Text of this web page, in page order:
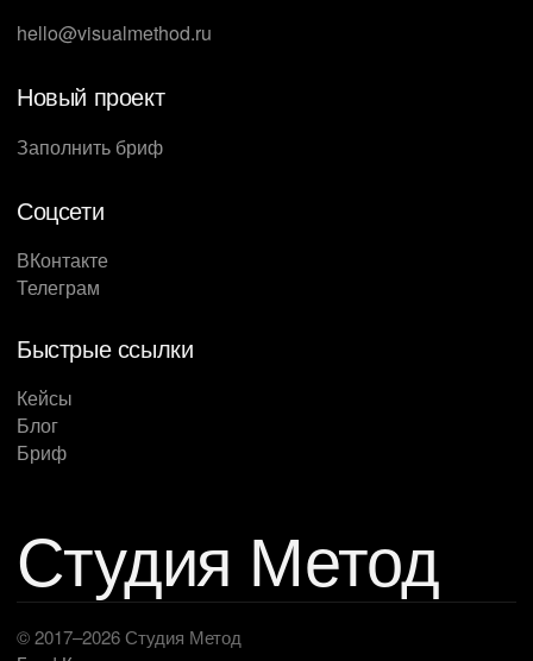
hello@visualmethod.ru
Новый проект
Заполнить бриф
Соцсети
ВКонтакте
Телеграм
Быстрые ссылки
Кейсы
Блог
Бриф
Студия Метод
© 2017–2026 Студия Метод